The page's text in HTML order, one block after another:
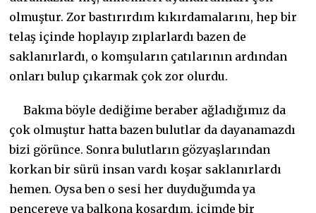
olmuştur. Zor bastırırdım kıkırdamalarını, hep bir
telaş içinde hoplayıp zıplarlardı bazen de
saklanırlardı, o komşuların çatılarının ardından
onları bulup çıkarmak çok zor olurdu.
Bakma böyle dediğime beraber ağladığımız da
çok olmuştur hatta bazen bulutlar da dayanamazdı
bizi görünce. Sonra bulutların gözyaşlarından
korkan bir sürü insan vardı koşar saklanırlardı
hemen. Oysa ben o sesi her duyduğumda ya
pencereye ya balkona koşardım, içimde bir